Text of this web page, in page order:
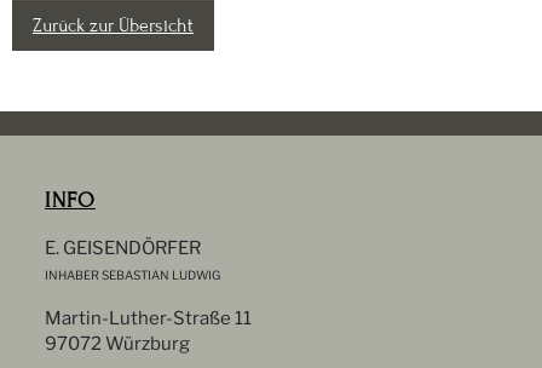
Zurück zur Übersicht
INFO
E. GEISENDÖRFER
INHABER SEBASTIAN LUDWIG
Martin-Luther-Straße 11
97072 Würzburg